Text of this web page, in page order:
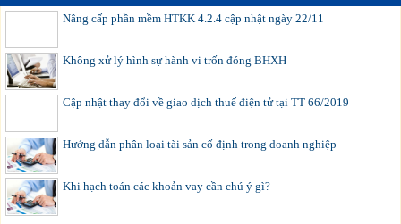
Nâng cấp phần mềm HTKK 4.2.4 cập nhật ngày 22/11
Không xử lý hình sự hành vi trốn đóng BHXH
Cập nhật thay đổi về giao dịch thuế điện tử tại TT 66/2019
Hướng dẫn phân loại tài sản cố định trong doanh nghiệp
Khi hạch toán các khoản vay cần chú ý gì?